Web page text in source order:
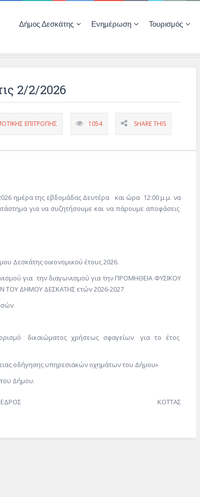
Δήμος Δεσκάτης Ενημέρωση Τουρισμός
2/2/2026
ΕΠΙΤΡΟΠΗΣ 1054 SHARE THIS
ημέρα της εβδομάδας Δευτέρα και ώρα 12:00 μ.μ. να
για να συζητήσουμε και να πάρουμε αποφάσεις
Δεσκάτης οικονομικού έτους 2026.
για την διαγωνισμού για την ΠΡΟΜΗΘΕΙΑ ΦΥΣΙΚΟΥ
ΤΟΥ ΔΗΜΟΥ ΔΕΣΚΑΤΗΣ ετών 2026-2027
δικαιώματος χρήσεως σφαγείων για το έτος
οδήγησης υπηρεσιακών οχημάτων του Δήμου»
Δήμου.
ΚΟΤΤΑΣ